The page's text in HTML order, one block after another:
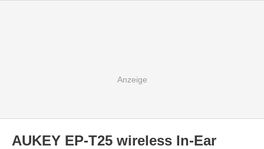
AUKEY EP-T25 wireless In-Ear